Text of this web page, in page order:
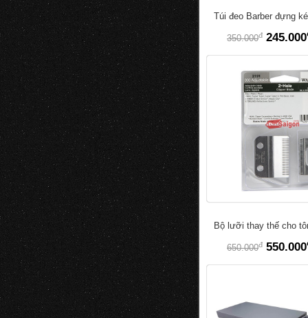
Túi đeo Barber đựng
350.000đ 245.000
Bộ lưỡi thay thế cho
650.000đ 550.000